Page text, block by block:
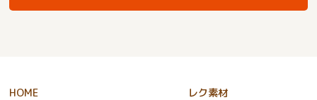
HOME
レク素材